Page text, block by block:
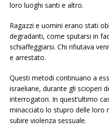
loro luoghi santi e altro.
Ragazzi e uomini erano stati
degradanti, come sputarsi in
schiaffeggiarsi. Chi rifiutava
e arrestato.
Questi metodi continuano a
israeliane, durante gli scioperi
interrogatori. In quest’ultimo
minacciato lo stupro delle loro
subire violenza sessuale.